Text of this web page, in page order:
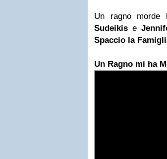
Un ragno
Sudeikis e
Spaccio la
Un Ragno mi ha